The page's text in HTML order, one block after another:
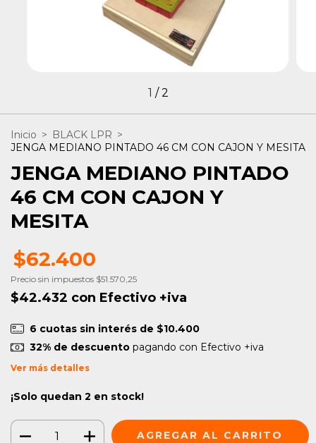
1 /2
Inicio > BLACK LPR >
JENGA MEDIANO PINTADO 46 CM CON CAJON Y MESITA
JENGA MEDIANO PINTADO
46 CM CON CAJON Y
MESITA
$62.400
Precio sin impuestos $51.570,25
$42.432 con Efectivo +iva
6 cuotas sin interés de $10.400
32% de descuentopagando con Efectivo +iva
Ver más detalles
¡Solo quedan 2 en stock!